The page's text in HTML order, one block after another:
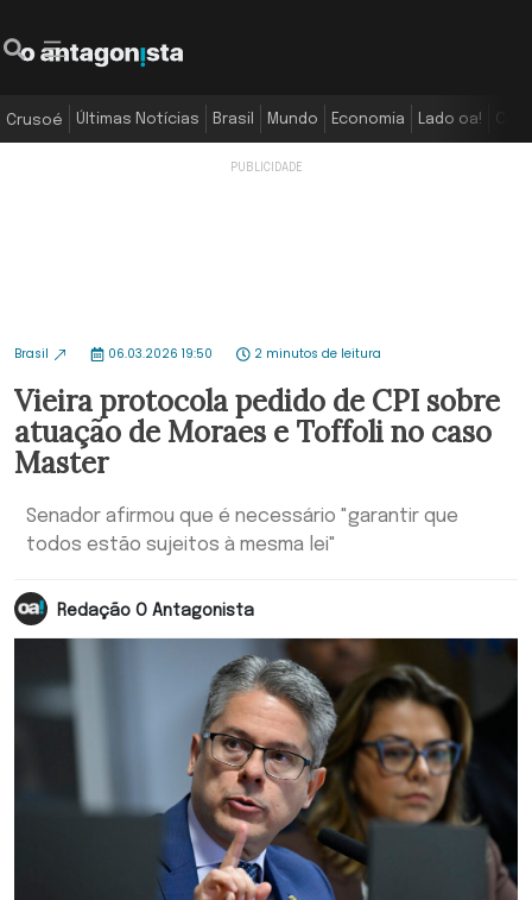
Crusoé Últimas Notícias Brasil Mundo Economia Lado oa!
Brasil 06.03.2026 19:50 2 minutos de leitura
Vieira protocola pedido de CPI sobre
atuação de Moraes e Toffoli no caso
Master
Senador afirmou que é necessário "garantir que
todos estão sujeitos à mesma lei"
Redação O Antagonista